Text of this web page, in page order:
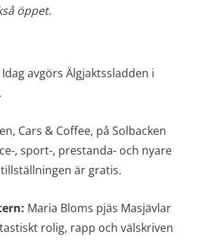
öppet.
Idag avgörs Älgjaktssladden i
Cars & Coffee, på Solbacken
, sport-, prestanda- och nyare
är gratis.
Maria Bloms pjäs Masjävlar
rolig, rapp och välskriven